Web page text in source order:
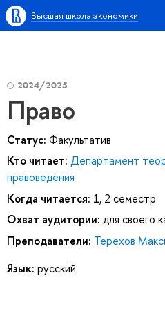
Высшая школа экономики
2024/2025
Право
Статус: Факультатив
Кто читает: Департамент
правоведения
Когда читается: 1, 2 семестр
Охват аудитории: для своего
Преподаватели: Терехов
Язык: русский